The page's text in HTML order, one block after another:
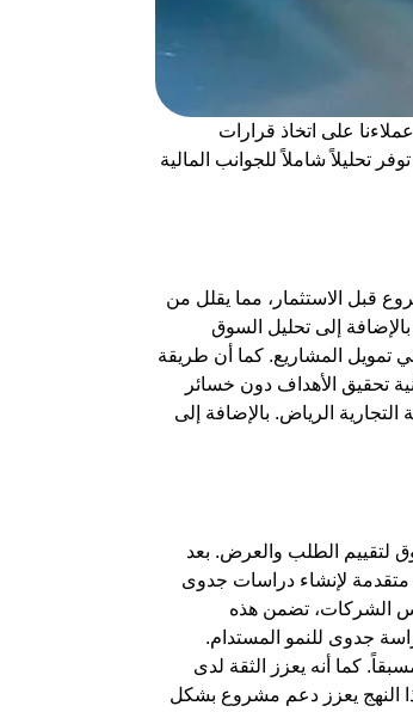
على اتخاذ قرارات
تحليلاً شاملاً للجوانب المالية
قبل الاستثمار، مما يقلل من
بالإضافة إلى تحليل السوق
تمويل المشاريع. كما أن طريقة
تحقيق الأهداف دون خسائر
الرياض. بالإضافة إلى
لتقييم الطلب والعرض. بعد
لإنشاء دراسات جدوى
الشركات، تضمن هذه
جدوى للنمو المستدام.
كما أنه يعزز الثقة لدى
النهج يعزز دعم مشروع بشكل